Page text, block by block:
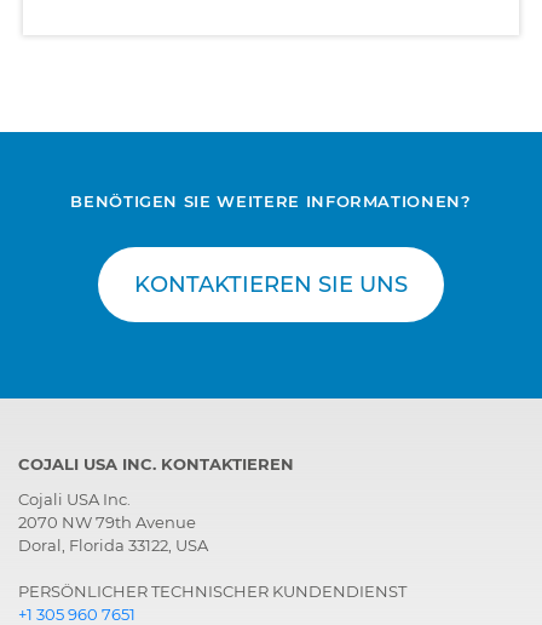
BENÖTIGEN SIE WEITERE INFORMATIONEN?
KONTAKTIEREN SIE UNS
COJALI USA INC. KONTAKTIEREN
Cojali USA Inc.
2070 NW 79th Avenue
Doral, Florida 33122, USA
PERSÖNLICHER TECHNISCHER KUNDENDIENST
+1 305 960 7651